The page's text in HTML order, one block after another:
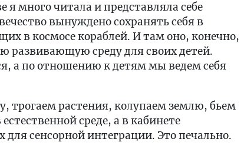
много читала и представляла себе
вынуждено сохранять себя в
в космосе кораблей. И там оно, конечно,
развивающую среду для своих детей.
а по отношению к детям мы ведем себя
трогаем растения, колупаем землю, бьем
среде, а в кабинете
сенсорной интеграции. Это печально.